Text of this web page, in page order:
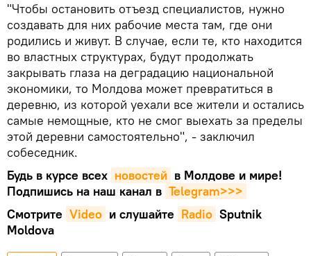
"Чтобы остановить отъезд специалистов, нужно
создавать для них рабочие места там, где они
родились и живут. В случае, если те, кто находится
во властных структурах, будут продолжать
закрывать глаза на деградацию национальной
экономики, то Молдова может превратиться в
деревню, из которой уехали все жители и остались
самые немощные, кто не смог выехать за пределы
этой деревни самостоятельно", - заключил
собеседник.
Будь в курсе всех новостей в Молдове и мире!
Подпишись на наш канал в Telegram>>>
Смотрите Video и слушайте Radio Sputnik
Moldova